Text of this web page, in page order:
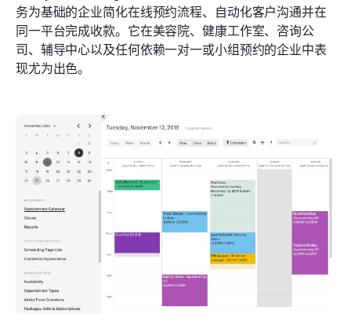
务为基础的企业简化在线预约流程、自动化客户沟通并在
同一平台完成收款。它在美容院、健康工作室、咨询公
司、辅导中心以及任何依赖一对一或小组预约的企业中表
现尤为出色。